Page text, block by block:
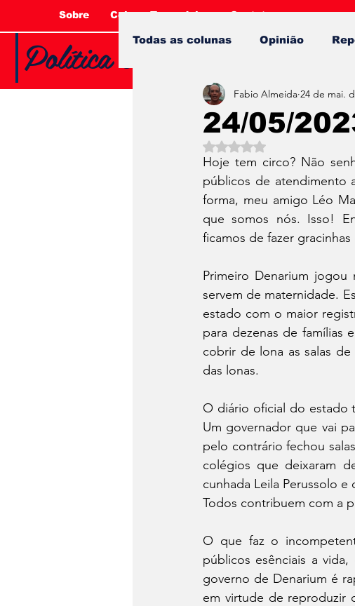
Sobre Coluna Tucandeira Contato
Política e Opinião com Fábio
Todas as colunas Opinião
24/05/
Fabio Almeida 24 de mai.
Avaliado com NaN de 5
Hoje tem circo? Não
públicos de atendimento
forma, meu amigo Léo
que somos nós. Isso!
ficamos de fazer
Primeiro Denarium jogou
servem de maternidade.
estado com o maior
para dezenas de famílias
cobrir de lona as salas
das lonas.
O diário oficial do estado
Um governador que vai
pelo contrário fechou
colégios que deixaram
cunhada Leila Perussolo
Todos contribuem com a
O que faz o
públicos esênciais a
governo de Denarium é
em virtude de reproduzir